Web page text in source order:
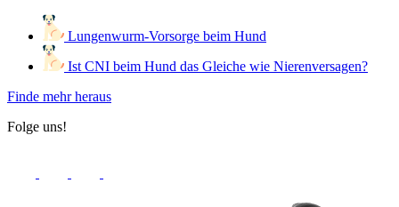
Lungenwurm-Vorsorge beim Hund
Ist CNI beim Hund das Gleiche wie Nierenversagen?
Finde mehr heraus
Folge uns!